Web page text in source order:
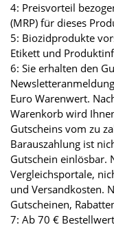
4: Preisvorteil
(MRP) für dieses
5: Biozidprodukte
Etikett und
6: Sie erhalten den
Euro Warenwert.
Warenkorb wird
Gutscheins vom zu
Barauszahlung ist
Gutschein einlösbar.
Vergleichsportale,
und Versandkosten.
Gutscheinen,
7: Ab 70 €